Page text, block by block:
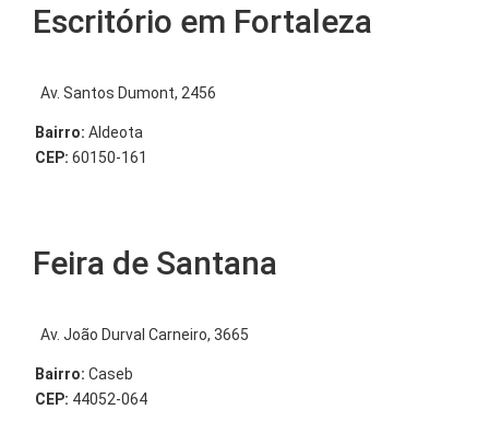
Escritório em Fortaleza
Av. Santos Dumont, 2456
Bairro: Aldeota
CEP: 60150-161
Feira de Santana
Av. João Durval Carneiro, 3665
Bairro: Caseb
CEP: 44052-064